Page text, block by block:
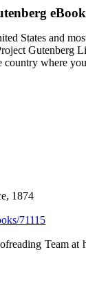
States and
Gutenberg
where
1874
71115
Team